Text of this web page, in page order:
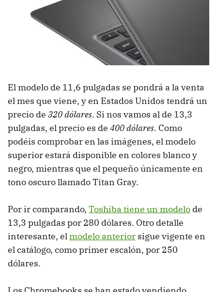
El modelo de 11,6 pulgadas se pondrá a la venta
el mes que viene, y en Estados Unidos tendrá un
precio de 320 dólares. Si nos vamos al de 13,3
pulgadas, el precio es de 400 dólares. Como
podéis comprobar en las imágenes, el modelo
superior estará disponible en colores blanco y
negro, mientras que el pequeño únicamente en
tono oscuro llamado Titan Gray.
Por ir comparando, Toshiba tiene un modelo de
13,3 pulgadas por 280 dólares. Otro detalle
interesante, elmodelo anterior sigue vigente en
el catálogo, como primer escalón, por 250
dólares.